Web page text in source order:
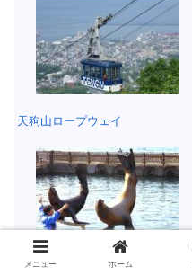
天狗山ロープウェイ
おたる水族館
メニュー ホーム